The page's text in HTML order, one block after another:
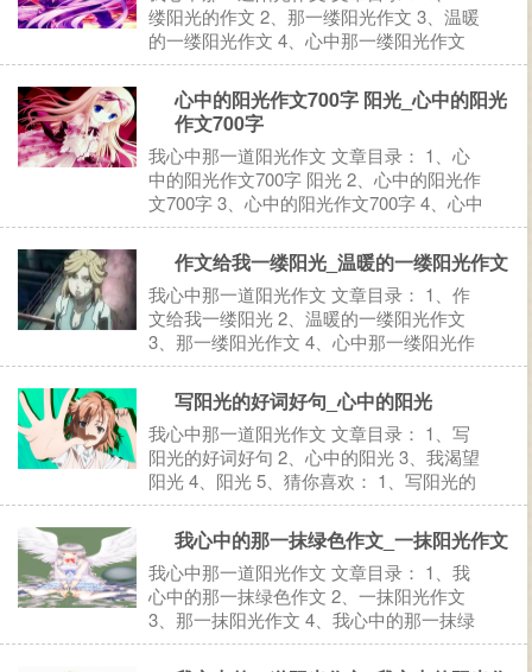
缕阳光的作文 2、那一缕阳光作文 3、温暖
的一缕阳光作文 4、心中那一缕阳光作文
5、猜你喜欢： 1、一缕阳光的作文 一缕阳
光的作文（一） 如果我是一缕阳光！我会
把春的消息告诉大地。给大地带来新的希
望，新的开始...
心中的阳光作文700字 阳光_心中的阳光
作文700字
我心中那一道阳光作文 文章目录： 1、心
中的阳光作文700字 阳光 2、心中的阳光作
文700字 3、心中的阳光作文700字 4、心中
的阳光作文700字 5、心中的阳光作文700字
6、猜你喜欢： 1、心中的阳光作文700字
阳光 心中的阳光作文700...
作文给我一缕阳光_温暖的一缕阳光作文
我心中那一道阳光作文 文章目录： 1、作
文给我一缕阳光 2、温暖的一缕阳光作文
3、那一缕阳光作文 4、心中那一缕阳光作
文 5、猜你喜欢： 1、作文给我一缕阳光 作
文给我一缕阳光（一） 给我一缕阳光，让
我轻松起跑，奔向对岸！ —&mdas...
写阳光的好词好句_心中的阳光
我心中那一道阳光作文 文章目录： 1、写
阳光的好词好句 2、心中的阳光 3、我渴望
阳光 4、阳光 5、猜你喜欢： 1、写阳光的
好词好句 写阳光的好词好句 好词： 太阳
朝阳 曦阳 骄阳 金阳 酷阳 残阳 斜阳 红日
朝日 烈日 炎日 赤日 春日 夏日...
我心中的那一抹绿色作文_一抹阳光作文
我心中那一道阳光作文 文章目录： 1、我
心中的那一抹绿色作文 2、一抹阳光作文
3、那一抹阳光作文 4、我心中的那一抹绿
色 5、猜你喜欢： 1、我心中的那一抹绿色
作文 我心中的那一抹绿色作文（一） 每个